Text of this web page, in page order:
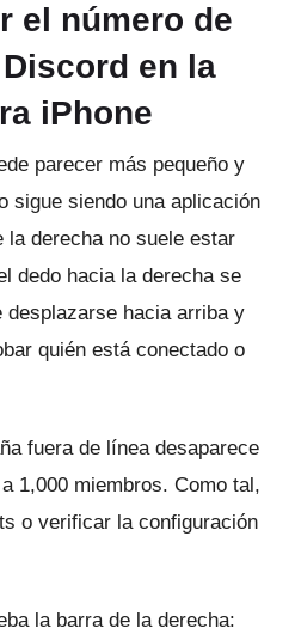
el número de
en la
iPhone
parecer más pequeño y
sigue siendo una aplicación
la derecha no suele estar
dedo hacia la derecha se
desplazarse hacia arriba y
quién está conectado o
fuera de línea desaparece
1,000 miembros. Como tal,
o verificar la configuración
la barra de la derecha: